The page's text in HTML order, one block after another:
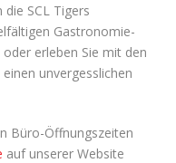
SCL Tigers
Gastronomie-
erleben Sie mit den
einen unvergesslichen
Büro-Öffnungszeiten
auf unserer Website